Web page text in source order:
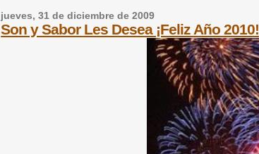
jueves, 31 de diciembre de 2009
Son y Sabor Les Desea ¡Feliz Año 2010!